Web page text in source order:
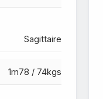
Sagittaire
1m78 / 74kgs